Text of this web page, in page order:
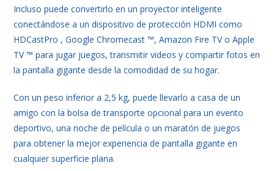
Incluso puede convertirlo en un proyector inteligente
conectándose a un dispositivo de protección HDMI como
HDCastPro , Google Chromecast ™, Amazon Fire TV o Apple
TV ™ para jugar juegos, transmitir videos y compartir fotos en
la pantalla gigante desde la comodidad de su hogar.
Con un peso inferior a 2,5 kg, puede llevarlo a casa de un
amigo con la bolsa de transporte opcional para un evento
deportivo, una noche de película o un maratón de juegos
para obtener la mejor experiencia de pantalla gigante en
cualquier superficie plana.